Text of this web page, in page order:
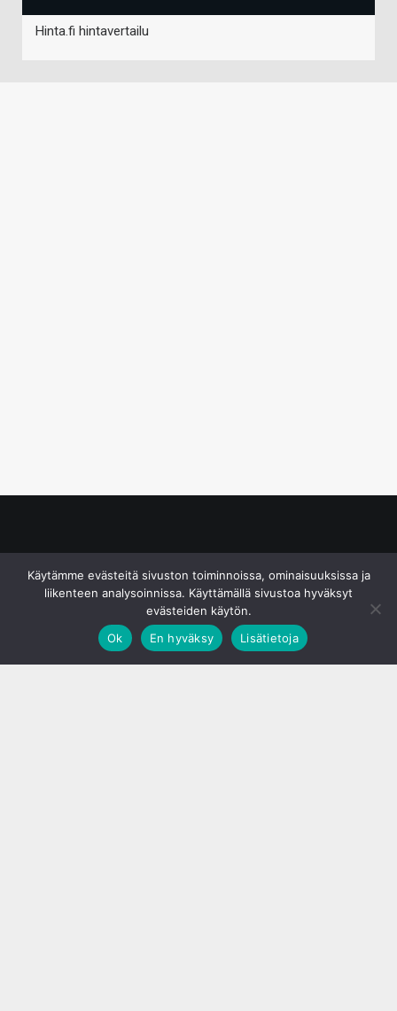
Hinta.fi hintavertailu
Käytämme evästeitä sivuston toiminnoissa, ominaisuuksissa ja
liikenteen analysoinnissa. Käyttämällä sivustoa hyväksyt
evästeiden käytön.
Ok
En hyväksy Lisätietoja